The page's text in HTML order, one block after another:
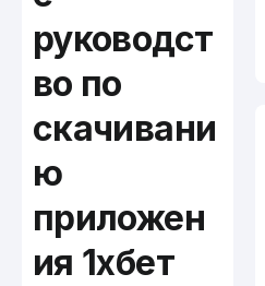
руководст
во по
скачивани
ю
приложен
ия 1хбет